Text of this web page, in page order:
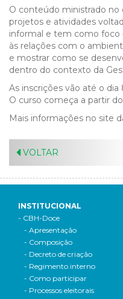
O conteúdo ministrado no
projetos e atividades
informal e tem como foco
às relações com o
e mostrar como se
dentro do contexto da
As inscrições vão até o dia
O curso começa a partir
Mais informações no site
VOLTAR
INSTITUCIONAL
- CBH-Doce
- Apresentação
- Composição
- Decreto de criação
- Regimento interno
- Como participar
- Processos eleitorais